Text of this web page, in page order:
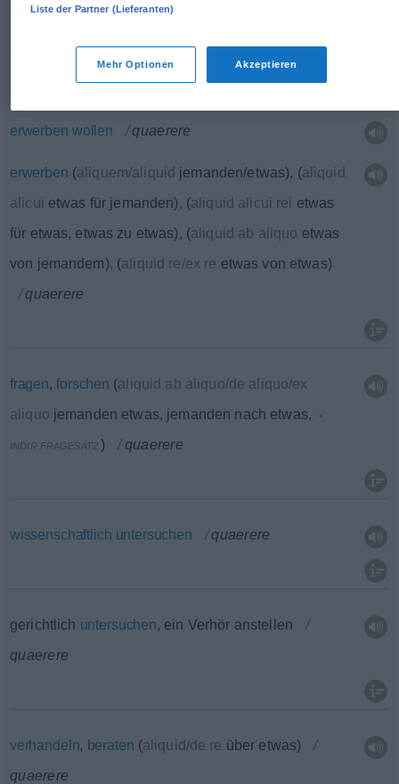
erwerben suchen quaerere
erwerben wollen quaerere
erwerben (aliquem/aliquid jemanden/etwas), (aliquid
alicui etwas für jemanden), (aliquid alicui rei etwas
für etwas, etwas zu etwas), (aliquid ab aliquo etwas
von jemandem), (aliquid re/ex re etwas von etwas)
quaerere
fragen,forschen (aliquid ab aliquo/de aliquo/ex
aliquo jemanden etwas, jemanden nach etwas, +
INDIR FRAGESATZ) quaerere
wissenschaftlich untersuchen quaerere
gerichtlich untersuchen, ein Verhör anstellen
quaerere
verhandeln, beraten (aliquid/de re über etwas)
quaerere
Liste der Partner (Lieferanten)
Mehr Optionen Akzeptieren